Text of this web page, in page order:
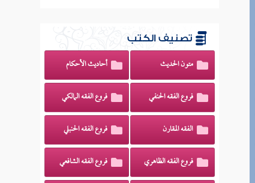
تصنيف الكتب
متون الحديث أحاديث الأحكام
فروع الفقه الحنفي فروع الفقه المالكي
الفقه المقارن فروع الفقه الحنبلي
فروع الفقه الظاهري فروع الفقه الشافعي